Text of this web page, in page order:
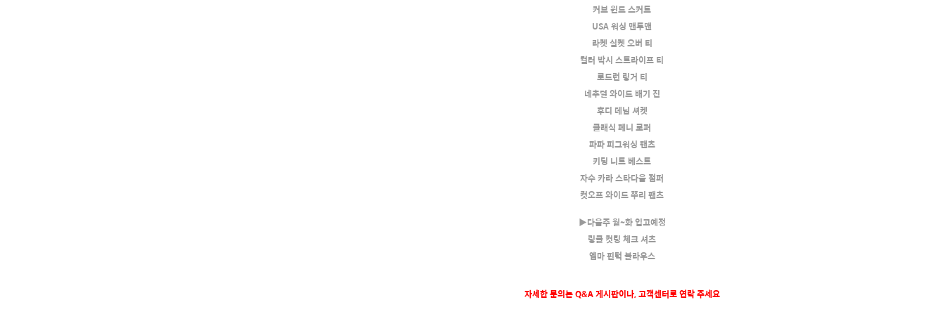
커브 윈드 스커트
USA 워싱 맨투맨
라켓 실켓 오버 티
컬러 박시 스트라이프 티
로드런 링거 티
네추럴 와이드 배기 진
후디 데님 셔켓
클래식 페니 로퍼
파파 피그워싱 팬츠
키딩 니트 베스트
자수 카라 스타다움 점퍼
컷오프 와이드 쭈리 팬츠
▶다음주 월~화 입고예정
링클 컷팅 체크 셔츠
엠마 핀턱 블라우스
자세한 문의는 Q&A 게시판이나, 고객센터로 연락 주세요